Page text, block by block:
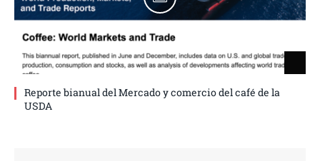
Reporte bianual del Mercado y comercio del café de la
USDA